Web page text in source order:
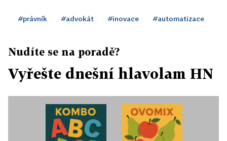
#právník #advokát #inovace #automatizace
Nudíte se na poradě?
Vyřešte dnešní hlavolam HN